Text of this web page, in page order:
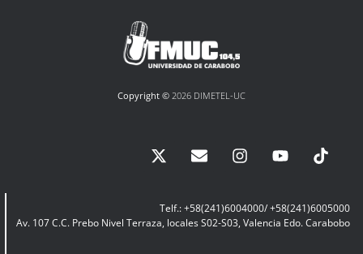
Copyright © 2026 DIMETEL-UC
Telf.: +58(241)6004000/ +58(241)6005000
Av. 107 C.C. Prebo Nivel Terraza, locales S02-S03, Valencia Edo. Carabobo